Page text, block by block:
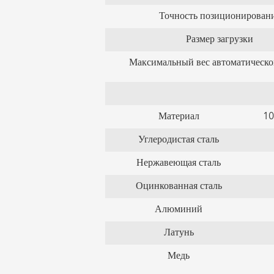
Точность
Размер загрузки
Максимальный вес
Материал
Углеродистая сталь
Нержавеющая сталь
Оцинкованная сталь
Алюминий
Латунь
Медь